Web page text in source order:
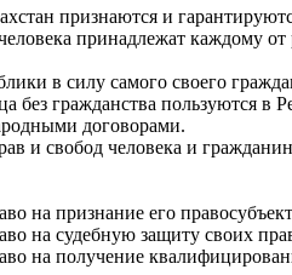
признаются и
принадлежат каждому
в силу самого своего
без гражданства пользуются в
договорами.
и свобод человека и
на признание его
на судебную защиту своих
на получение